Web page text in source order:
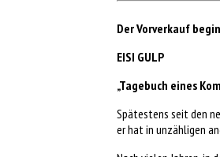
Der Vorverkauf
EISI GULP
„Tagebuch eines
Spätestens seit den
er hat in unzähligen